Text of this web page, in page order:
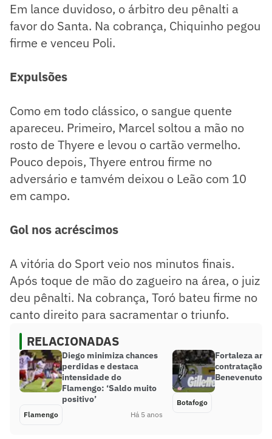
Em lance duvidoso, o árbitro deu pênalti a
favor do Santa. Na cobrança, Chiquinho pegou
firme e venceu Poli.
Expulsões
Como em todo clássico, o sangue quente
apareceu. Primeiro, Marcel soltou a mão no
rosto de Thyere e levou o cartão vermelho.
Pouco depois, Thyere entrou firme no
adversário e tamvém deixou o Leão com 10
em campo.
Gol nos acréscimos
A vitória do Sport veio nos minutos finais.
Após toque de mão do zagueiro na área, o juiz
deu pênalti. Na cobrança, Toró bateu firme no
canto direito para sacramentar o triunfo.
RELACIONADAS
Diego minimiza chances
perdidas e destaca
intensidade do
Flamengo: ‘Saldo muito
positivo’
Flamengo Há 5 anos
Fortaleza
contratação
Benevenuto,
Botafogo